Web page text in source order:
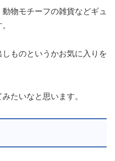
物モチーフの雑貨などギュ
ものというかお気に入りを
たいなと思います。